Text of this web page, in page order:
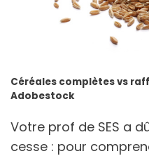
Céréales complètes vs
Adobestock
Votre prof de SES a
cesse : pour